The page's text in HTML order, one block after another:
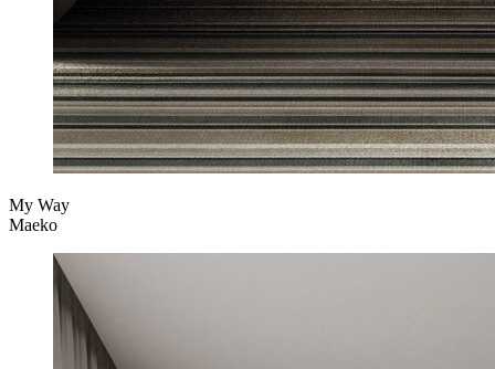
My Way
Maeko